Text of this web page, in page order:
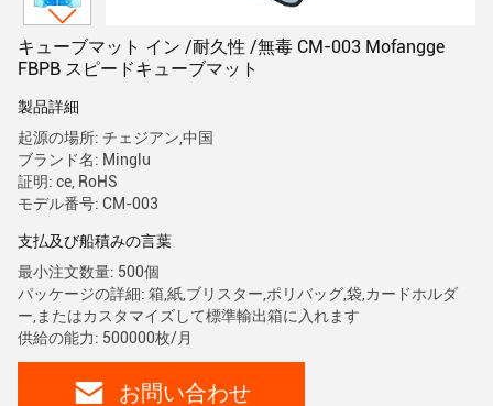
キューブマット イン /耐久性 /無毒 CM-003 Mofangge
FBPB スピードキューブマット
製品詳細
起源の場所: チェジアン,中国
ブランド名: Minglu
証明: ce, RoHS
モデル番号: CM-003
支払及び船積みの言葉
最小注文数量: 500個
パッケージの詳細: 箱,紙,ブリスター,ポリバッグ,袋,カードホルダ
ー,またはカスタマイズして標準輸出箱に入れます
供給の能力: 500000枚/月
お問い合わせ